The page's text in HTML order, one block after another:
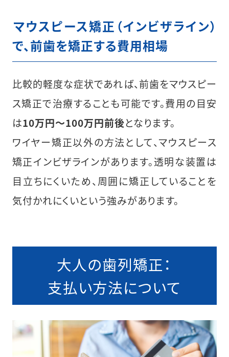
︎マウスピース矯正（インビザライン）
で、前歯を矯正する費用相場
比較的軽度な症状であれば、前歯をマウスピー
ス矯正で治療することも可能です。費用の目安
は10万円〜100万円前後となります。
ワイヤー矯正以外の方法として、マウスピース
矯正インビザラインがあります。透明な装置は
目立ちにくいため、周囲に矯正していることを
気付かれにくいという強みがあります。
大人の歯列矯正：
支払い方法について